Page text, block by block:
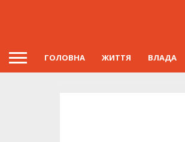
ГОЛОВНА ЖИТТЯ ВЛАДА